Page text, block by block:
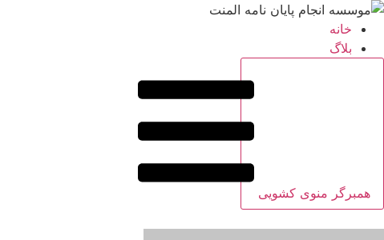
خانه
بلاگ
همبرگر منوی کشویی